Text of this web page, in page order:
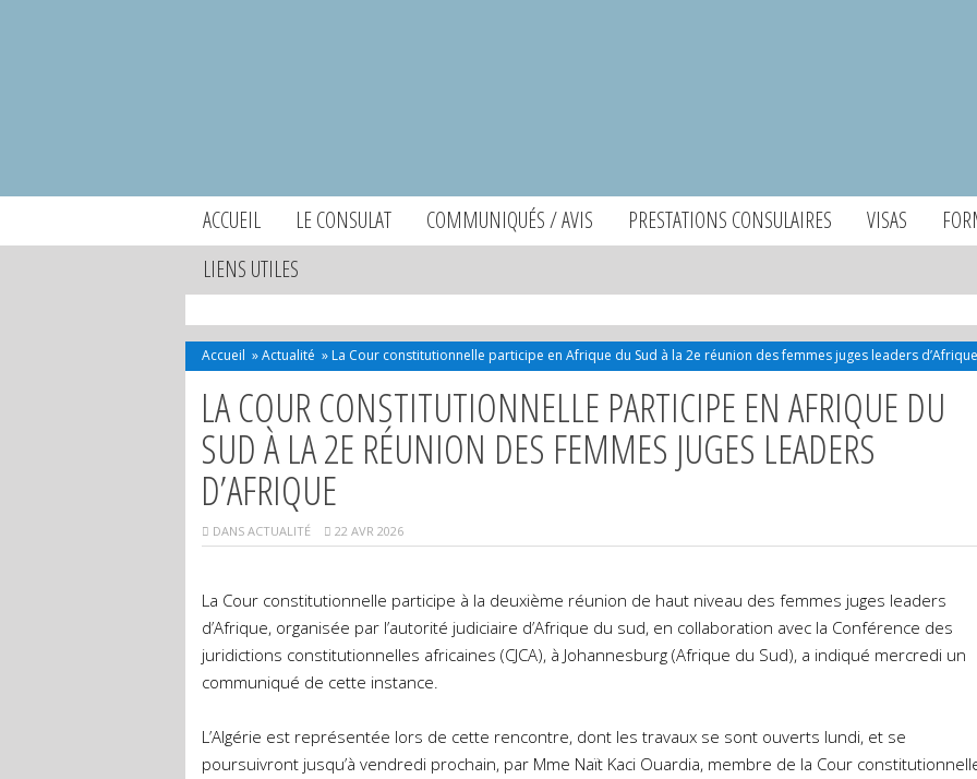
ACCUEIL LE CONSULAT COMMUNIQUÉS / AVIS PRESTATIONS CONSULAIRES VISAS
LIENS UTILES
Accueil »Actualité » La Cour constitutionnelle participe en Afrique du Sud à la 2e réunion des femmes juges leaders d’Afrique
LA COUR CONSTITUTIONNELLE PARTICIPE EN AFRIQUE DU
SUD À LA 2E RÉUNION DES FEMMES JUGES LEADERS
D’AFRIQUE
DANS ACTUALITÉ 22 AVR 2026
La Cour constitutionnelle participe à la deuxième réunion de haut niveau des femmes juges leaders
d’Afrique, organisée par l’autorité judiciaire d’Afrique du sud, en collaboration avec la Conférence des
juridictions constitutionnelles africaines (CJCA), à Johannesburg (Afrique du Sud), a indiqué mercredi un
communiqué de cette instance.
L’Algérie est représentée lors de cette rencontre, dont les travaux se sont ouverts lundi, et se
poursuivront jusqu’à vendredi prochain, par Mme Naït Kaci Ouardia, membre de la Cour